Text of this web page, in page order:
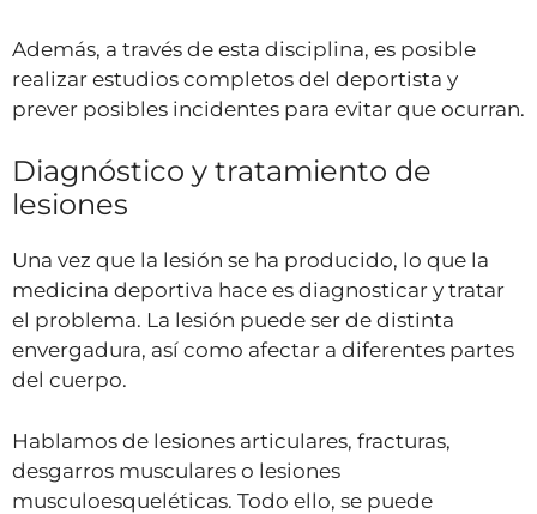
Además, a través de esta disciplina, es posible
realizar estudios completos del deportista y
prever posibles incidentes para evitar que ocurran.
Diagnóstico y tratamiento de
lesiones
Una vez que la lesión se ha producido, lo que la
medicina deportiva hace es diagnosticar y tratar
el problema. La lesión puede ser de distinta
envergadura, así como afectar a diferentes partes
del cuerpo.
Hablamos de lesiones articulares, fracturas,
desgarros musculares o lesiones
musculoesqueléticas. Todo ello, se puede